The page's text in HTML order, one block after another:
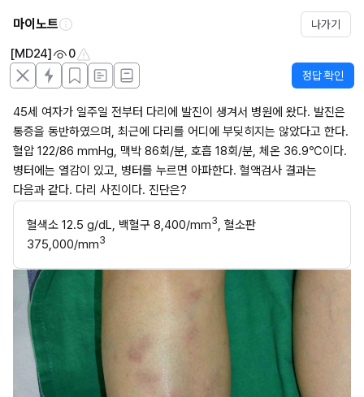
마이노트 나가기
[MD24] 0
정답 확인
45세 여자가 일주일 전부터 다리에 발진이 생겨서 병원에 왔다. 발진은
통증을 동반하였으며, 최근에 다리를 어디에 부딪히지는 않았다고 한다.
혈압 122/86 mmHg, 맥박 86회/분, 호흡 18회/분, 체온 36.9℃이다.
병터에는 열감이 있고, 병터를 누르면 아파한다. 혈액검사 결과는
다음과 같다. 다리 사진이다. 진단은?
혈색소 12.5 g/dL, 백혈구 8,400/mm3, 혈소판
375,000/mm3